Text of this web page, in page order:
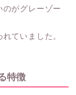
のがグレーゾー
ていました。
特徴